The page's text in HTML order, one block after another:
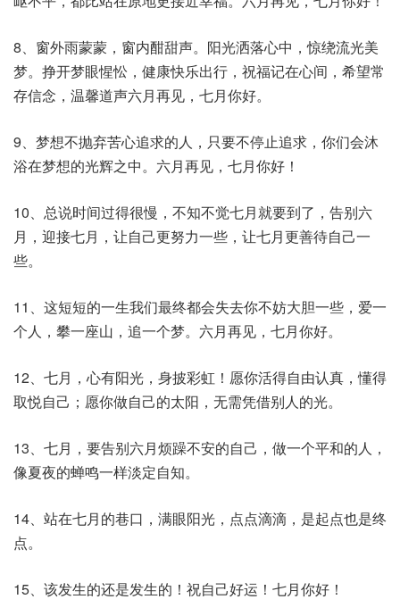
8、窗外雨蒙蒙，窗内酣甜声。阳光洒落心中，惊绕流光美
梦。挣开梦眼惺忪，健康快乐出行，祝福记在心间，希望常
存信念，温馨道声六月再见，七月你好。
9、梦想不抛弃苦心追求的人，只要不停止追求，你们会沐
浴在梦想的光辉之中。六月再见，七月你好！
10、总说时间过得很慢，不知不觉七月就要到了，告别六
月，迎接七月，让自己更努力一些，让七月更善待自己一
些。
11、这短短的一生我们最终都会失去你不妨大胆一些，爱一
个人，攀一座山，追一个梦。六月再见，七月你好。
12、七月，心有阳光，身披彩虹！愿你活得自由认真，懂得
取悦自己；愿你做自己的太阳，无需凭借别人的光。
13、七月，要告别六月烦躁不安的自己，做一个平和的人，
像夏夜的蝉鸣一样淡定自知。
14、站在七月的巷口，满眼阳光，点点滴滴，是起点也是终
点。
15、该发生的还是发生的！祝自己好运！七月你好！